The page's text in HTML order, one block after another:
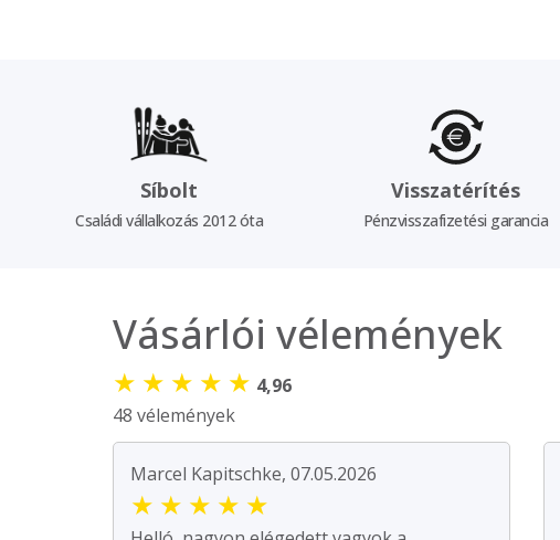
Síbolt
Családi vállalkozás 2012 óta
Visszatérítés
Pénzvisszafizetési garancia
Vásárlói vélemények
★ ★ ★ ★ ★ 4,96
48 vélemények
Marcel Kapitschke, 07.05.2026
★ ★ ★ ★ ★